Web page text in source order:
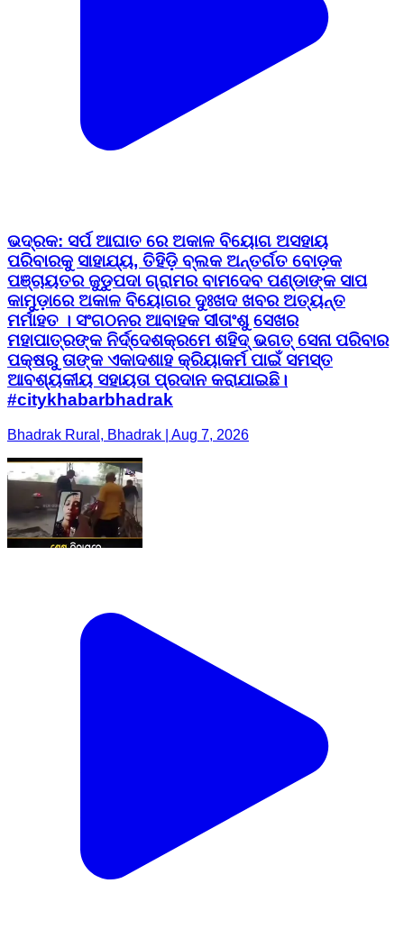
ଭଦ୍ରକ: ସର୍ପ ଆଘାତ ରେ ଅକାଳ ବିୟୋଗ ଅସହାୟ
ପରିବାରକୁ ସାହାଯ୍ୟ, ତିହିଡ଼ି ବ୍ଲକ ଅନ୍ତର୍ଗତ ବୋଡ଼କ
ପଞ୍ଚାୟତର ଜୁଡୁପଦା ଗ୍ରାମର ବାମଦେବ ପଣ୍ଡାଙ୍କ ସାପ
କାମୁଡ଼ାରେ ଅକାଳ ବିୟୋଗର ଦୁଃଖଦ ଖବର ଅତ୍ୟନ୍ତ
ମର୍ମାହତ । ସଂଗଠନର ଆବାହକ ସୀତାଂଶୁ ସେଖର
ମହାପାତ୍ରଙ୍କ ନିର୍ଦ୍ଦେଶକ୍ରମେ ଶହିଦ୍ ଭଗତ୍ ସେନା ପରିବାର
ପକ୍ଷରୁ ତାଙ୍କ ଏକାଦଶାହ କ୍ରିୟାକର୍ମ ପାଇଁ ସମସ୍ତ
ଆବଶ୍ୟକୀୟ ସହାୟତା ପ୍ରଦାନ କରାଯାଇଛି।
#citykhabarbhadrak
Bhadrak Rural, Bhadrak | Aug 7, 2026